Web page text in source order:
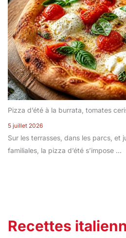
Pizza d’été à la burrata, tomates
5 juillet 2026
Sur les terrasses, dans les parcs, et
familiales, la pizza d’été s’impose ...
Recettes